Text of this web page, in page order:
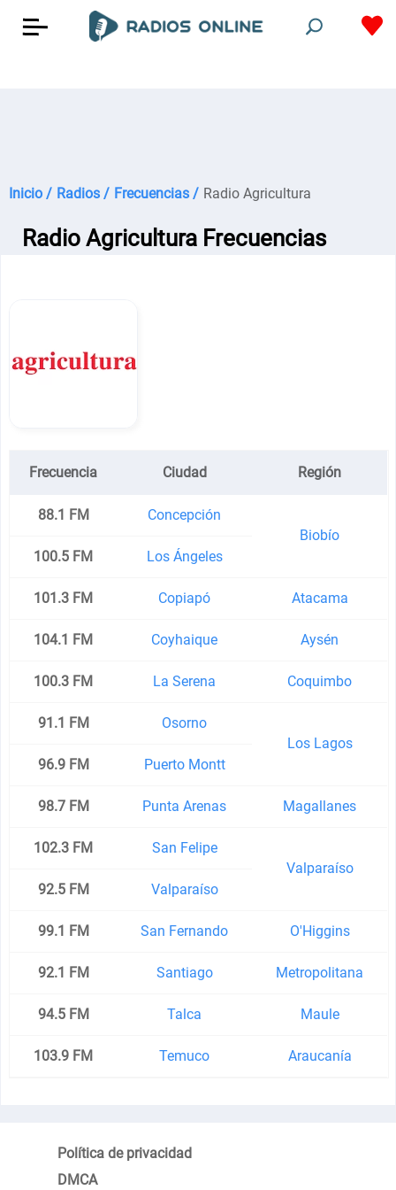
Inicio / Radios / Frecuencias / Radio Agricultura
Radio Agricultura Frecuencias
Frecuencia Ciudad Región
88.1 FM
Concepción
Biobío
100.5 FM
Los Ángeles
101.3 FM Copiapó Atacama
104.1 FM Coyhaique Aysén
100.3 FM La Serena Coquimbo
91.1 FM
Osorno
Los Lagos
96.9 FM
Puerto Montt
98.7 FM Punta Arenas Magallanes
102.3 FM
San Felipe
Valparaíso
92.5 FM
Valparaíso
99.1 FM San Fernando O'Higgins
92.1 FM Santiago Metropolitana
94.5 FM Talca Maule
103.9 FM Temuco Araucanía
Política de privacidad
DMCA